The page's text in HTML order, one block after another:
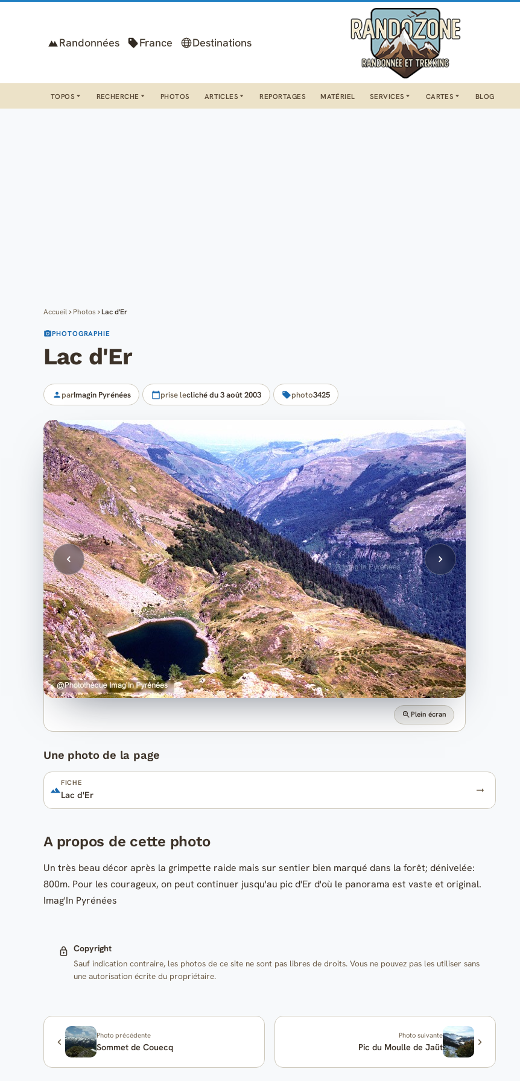
Randonnées France Destinations
TOPOS RECHERCHE PHOTOS ARTICLES REPORTAGES MATÉRIEL SERVICES CARTES BLOG
Accueil Photos Lac d'Er
PHOTOGRAPHIE
Lac d'Er
parImagin Pyrénées prise lecliché du 3 août 2003 photo3425
Plein écran
Une photo de la page
FICHE
Lac d'Er
A propos de cette photo
Un très beau décor après la grimpette raide mais sur sentier bien marqué dans la forêt; dénivelée:
800m. Pour les courageux, on peut continuer jusqu'au pic d'Er d'où le panorama est vaste et original.
Imag'In Pyrénées
Copyright
Sauf indication contraire, les photos de ce site ne sont pas libres de droits. Vous ne pouvez pas les utiliser sans
une autorisation écrite du propriétaire.
Photo précédente
Sommet de Couecq
Photo suivante
Pic du Moulle de Jaüt